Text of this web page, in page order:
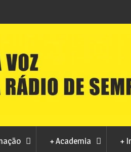
entre 9 e 15 de agosto
+ Academia +